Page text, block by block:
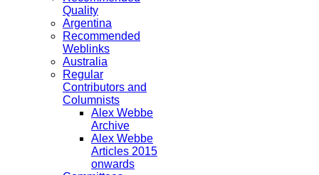
Quality
Argentina
Recommended
Weblinks
Australia
Regular
Contributors and
Columnists
Alex Webbe
Archive
Alex Webbe
Articles 2015
onwards